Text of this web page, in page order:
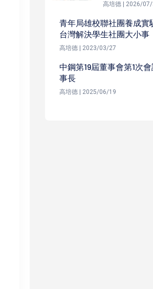
高培德 | 2026/
青年局雄校聯社團養成實
台灣解決學生社團大小事
高培德 | 2023/03/27
中鋼第19屆董事會第1次
事長
高培德 | 2025/06/19